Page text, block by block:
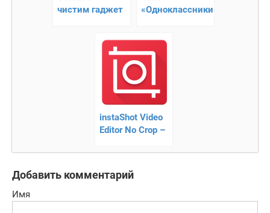
чистим гаджет
«Одноклассники»
быть в курсе
событий
instaShot Video
Editor No Crop –
показать себя в
Добавить комментарий
Имя